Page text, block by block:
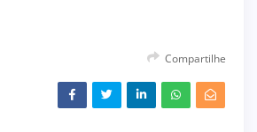
Compartilhe